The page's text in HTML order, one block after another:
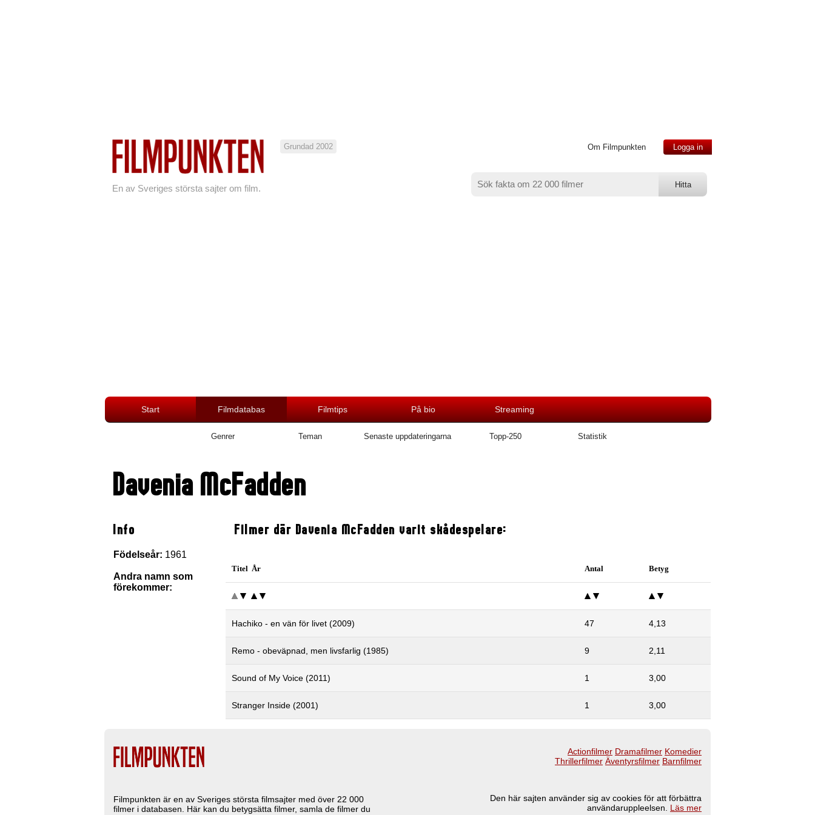
En av Sveriges största sajter om film.
Grundad 2002 Om Filmpunkten Logga in
Start Filmdatabas Filmtips På bio Streaming
Genrer Teman Senaste uppdateringarna Topp-250 Statistik
Davenia McFadden
Info
Födelseår: 1961
Andra namn som
förekommer:
Filmer där Davenia McFadden varit skådespelare:
Titel År Antal Betyg
Hachiko - en vän för livet (2009) 47 4,13
Remo - obeväpnad, men livsfarlig (1985) 9 2,11
Sound of My Voice (2011) 1 3,00
Stranger Inside (2001) 1 3,00
Filmpunkten är en av Sveriges största filmsajter med över 22 000
filmer i databasen. Här kan du betygsätta filmer, samla de filmer du
Actionfilmer Dramafilmer Komedier
Thrillerfilmer Äventyrsfilmer Barnfilmer
Den här sajten använder sig av cookies för att förbättra
användaruppleelsen. Läs mer